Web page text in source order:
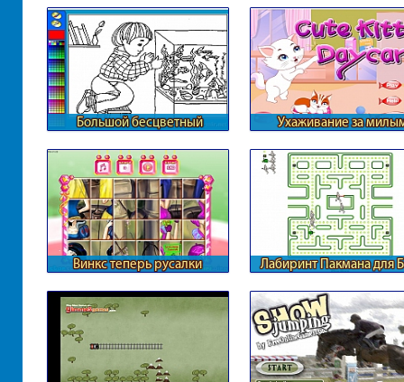
Большой бесцветный
Ухаживание за
Винкс теперь русалки
Лабиринт Пакмана для